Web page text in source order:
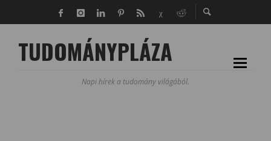
TUDOMÁNYPLÁZA
Napi hírek a tudomány világából.